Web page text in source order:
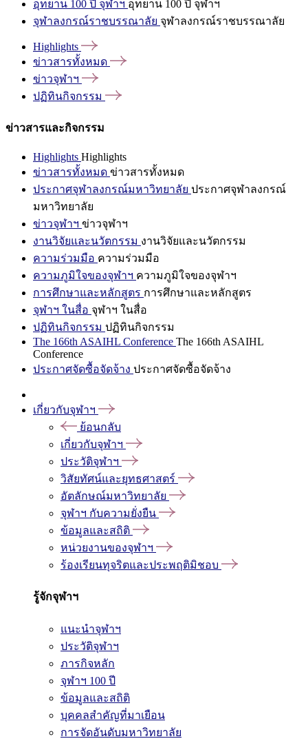
อุทยาน 100 ปี จุฬาฯ อุทยาน 100 ปี จุฬาฯ
จุฬาลงกรณ์ราชบรรณาลัย จุฬาลงกรณ์ราชบรรณาลัย
Highlights
ข่าวสารทั้งหมด
ข่าวจุฬาฯ
ปฏิทินกิจกรรม
ข่าวสารและกิจกรรม
Highlights Highlights
ข่าวสารทั้งหมด ข่าวสารทั้งหมด
ประกาศจุฬาลงกรณ์มหาวิทยาลัย ประกาศจุฬาลงกรณ์
มหาวิทยาลัย
ข่าวจุฬาฯ ข่าวจุฬาฯ
งานวิจัยและนวัตกรรม งานวิจัยและนวัตกรรม
ความร่วมมือ ความร่วมมือ
ความภูมิใจของจุฬาฯ ความภูมิใจของจุฬาฯ
การศึกษาและหลักสูตร การศึกษาและหลักสูตร
จุฬาฯ ในสื่อ จุฬาฯ ในสื่อ
ปฏิทินกิจกรรม ปฏิทินกิจกรรม
The 166th ASAIHL Conference The 166th ASAIHL
Conference
ประกาศจัดซื้อจัดจ้าง ประกาศจัดซื้อจัดจ้าง
เกี่ยวกับจุฬาฯ
ย้อนกลับ
เกี่ยวกับจุฬาฯ
ประวัติจุฬาฯ
วิสัยทัศน์และยุทธศาสตร์
อัตลักษณ์มหาวิทยาลัย
จุฬาฯ กับความยั่งยืน
ข้อมูลและสถิติ
หน่วยงานของจุฬาฯ
ร้องเรียนทุจริตและประพฤติมิชอบ
รู้จักจุฬาฯ
แนะนำจุฬาฯ
ประวัติจุฬาฯ
ภารกิจหลัก
จุฬาฯ 100 ปี
ข้อมูลและสถิติ
บุคคลสำคัญที่มาเยือน
การจัดอันดับมหาวิทยาลัย